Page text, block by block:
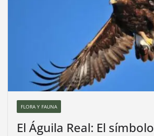
FLORA Y FAUNA
El Águila Real: El símbolo